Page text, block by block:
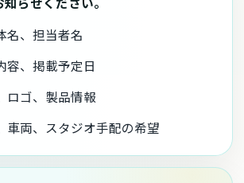
名、担当者名
容、掲載予定日
ロゴ、製品情報
車両、スタジオ手配の希望